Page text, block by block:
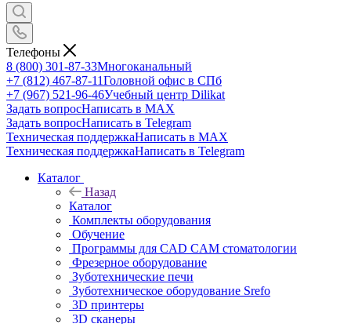
Телефоны
8 (800) 301-87-33Многоканальный
+7 (812) 467-87-11Головной офис в СПб
+7 (967) 521-96-46Учебный центр Dilikat
Задать вопросНаписать в MAX
Задать вопросНаписать в Telegram
Техническая поддержкаНаписать в MAX
Техническая поддержкаНаписать в Telegram
Каталог
Назад
Каталог
Комплекты оборудования
Обучение
Программы для CAD CAM стоматологии
Фрезерное оборудование
Зуботехнические печи
Зуботехническое оборудование Srefo
3D принтеры
3D сканеры